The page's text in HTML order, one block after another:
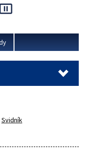
vnútra SR.
Svidník